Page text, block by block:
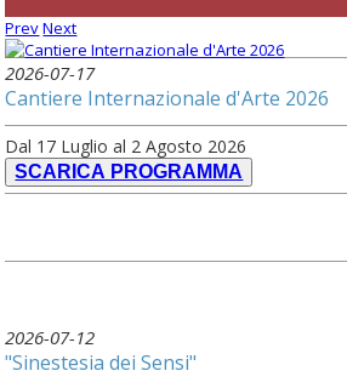
PrevNext
2026-07-17
Cantiere Internazionale d'Arte 2026
Dal 17 Luglio al 2 Agosto 2026
SCARICA PROGRAMMA
2026-07-12
"Sinestesia dei Sensi"